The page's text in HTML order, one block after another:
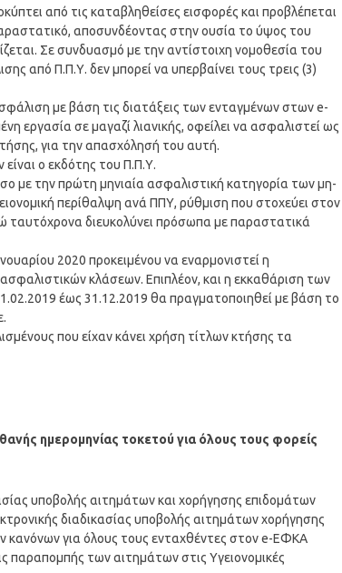
από τις καταβληθείσες εισφορές και προβλέπεται
αποσυνδέοντας στην ουσία το ύψος του
Σε συνδυασμό με την αντίστοιχη νομοθεσία του
από Π.Π.Υ. δεν μπορεί να υπερβαίνει τους τρεις (3)
με βάση τις διατάξεις των ενταγμένων στων e-
εργασία σε μαγαζί λιανικής, οφείλει να ασφαλιστεί ως
για την απασχόλησή του αυτή.
ο εκδότης του Π.Π.Υ.
με την πρώτη μηνιαία ασφαλιστική κατηγορία των μη-
περίθαλψη ανά ΠΠΥ, ρύθμιση που στοχεύει στον
διευκολύνει πρόσωπα με παραστατικά
2020 προκειμένου να εναρμονιστεί η
κλάσεων. Επιπλέον, και η εκκαθάριση των
έως 31.12.2019 θα πραγματοποιηθεί με βάση το
που είχαν κάνει χρήση τίτλων κτήσης τα
ημερομηνίας τοκετού για όλους τους φορείς
υποβολής αιτημάτων και χορήγησης επιδομάτων
διαδικασίας υποβολής αιτημάτων χορήγησης
κανόνων για όλους τους ενταχθέντες στον e-ΕΦΚΑ
παραπομπής των αιτημάτων στις Υγειονομικές